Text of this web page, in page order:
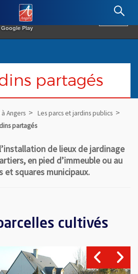
Play
Angers.fr : Retour à l'accueil
partagés
Angers
Les parcs et jardins publics
partagés
de lieux de jardinage
en pied d’immeuble ou au
et squares municipaux.
cultivés